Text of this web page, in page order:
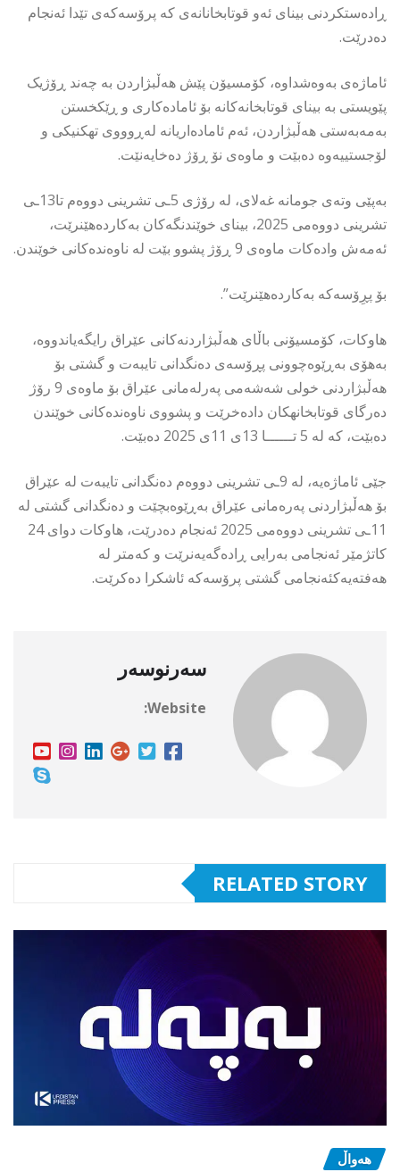
ڕادەستکردنی بینای ئەو قوتابخانانەی کە پرۆسەکەی تێدا ئەنجام
دەدرێت.
ئاماژەی بەوەشداوە، کۆمسیۆن پێش هەڵبژاردن بە چەند ڕۆژیک
پێویستی بە بینای قوتابخانەکانە بۆ ئامادەکاری و ڕێکخستن
بەمەبەستی هەڵبژاردن، ئەم ئامادەاریانە لەڕوووی تهكنیكی و
لۆجستییەوە دەبێت و ماوەی نۆ ڕۆژ دەخایەنێت.
بەپێی وتەی جومانە غەلای، لە رۆژی 5ـی تشرینی دووەم تا13ـی
تشرینی دووەمی 2025، بینای خوێندنگەكان بەکاردەهێنرێت،
ئەمەش وادەکات ماوەی 9 ڕۆژ پشوو بێت لە ناوەندەکانی خوێندن.
بۆ پڕِۆسەکە بەکاردەهێنرێت”.
هاوکات، کۆمسیۆنی باڵای هەڵبژاردنەکانی عێراق رایگەیاندووه،
بەهۆی بەڕێوەچوونی پڕۆسەی دەنگدانی تایبەت و گشتی بۆ
هەڵبژاردنی خولی شەشەمی پەرلەمانی عێراق بۆ ماوەی 9 رۆژ
دەرگای قوتابخانهكان دادەخرێت و پشووی ناوەندەکانی خوێندن
دەبێت، كە لە 5 تــــــا 13ی 11ى 2025 دەبێت.
جێی ئاماژەیە، لە 9ـی تشرینی دووەم دەنگدانی تایبەت لە عێراق
بۆ هەڵبژاردنی پەرەمانی عێراق بەڕێوەبچێت و دەنگدانی گشتی لە
11ـی تشرینی دووەمی 2025 ئەنجام دەدرێت، هاوکات دوای 24
کاتژمێر ئەنجامی بەرایی ڕادەگەیەنرێت و کەمتر لە
هەفتەیەکئەنجامی گشتی پرۆسەکە ئاشکرا دەکرێت.
سەرنوسەر
Website:
RELATED STORY
هەواڵ